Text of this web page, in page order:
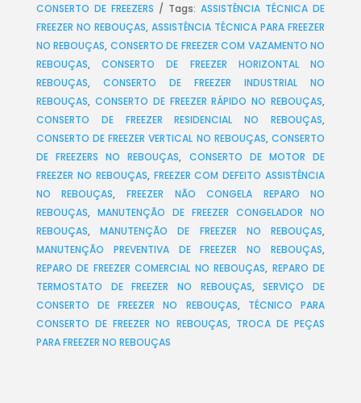
CONSERTO DE FREEZERS
Tags:ASSISTÊNCIA TÉCNICA DE
FREEZER NO REBOUÇAS,ASSISTÊNCIA TÉCNICA PARA FREEZER
NO REBOUÇAS, CONSERTO DE FREEZER COM VAZAMENTO NO
REBOUÇAS,CONSERTO DE FREEZER HORIZONTAL NO
REBOUÇAS, CONSERTO DE FREEZER INDUSTRIAL NO
REBOUÇAS, CONSERTO DE FREEZER RÁPIDO NO REBOUÇAS,
CONSERTO DE FREEZER RESIDENCIAL NO REBOUÇAS,
CONSERTO DE FREEZER VERTICAL NO REBOUÇAS,CONSERTO
DE FREEZERS NO REBOUÇAS, CONSERTO DE MOTOR DE
FREEZER NO REBOUÇAS, FREEZER COM DEFEITO ASSISTÊNCIA
NO REBOUÇAS, FREEZER NÃO CONGELA REPARO NO
REBOUÇAS, MANUTENÇÃO DE FREEZER CONGELADOR NO
REBOUÇAS,MANUTENÇÃO DE FREEZER NO REBOUÇAS,
MANUTENÇÃO PREVENTIVA DE FREEZER NO REBOUÇAS,
REPARO DE FREEZER COMERCIAL NO REBOUÇAS, REPARO DE
TERMOSTATO DE FREEZER NO REBOUÇAS,SERVIÇO DE
CONSERTO DE FREEZER NO REBOUÇAS, TÉCNICO PARA
CONSERTO DE FREEZER NO REBOUÇAS, TROCA DE PEÇAS
PARA FREEZER NO REBOUÇAS